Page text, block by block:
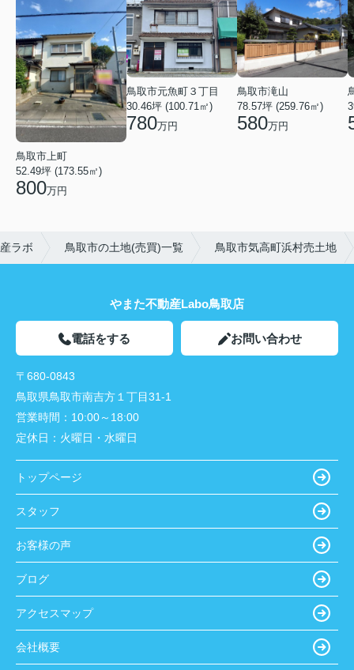
鳥取市上町
52.49坪 (173.55㎡)
800万円
鳥取市元魚町３丁目
30.46坪 (100.71㎡)
780万円
鳥取市滝山
78.57坪 (259.76㎡)
580万円
ラボ 鳥取市の土地(売買)一覧 鳥取市気高町浜村売土地
やまた不動産Labo鳥取店
電話をする お問い合わせ
〒680-0843
鳥取県鳥取市南吉方１丁目31-1
営業時間： 10:00～18:00
定休日： 火曜日・水曜日
トップページ
スタッフ
お客様の声
ブログ
アクセスマップ
会社概要